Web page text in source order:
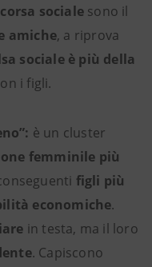
sociale sono il
amiche, a riprova
sociale è più della
i figli.
è un cluster
femminile più
figli più
economiche.
in testa, ma il loro
. Capiscono